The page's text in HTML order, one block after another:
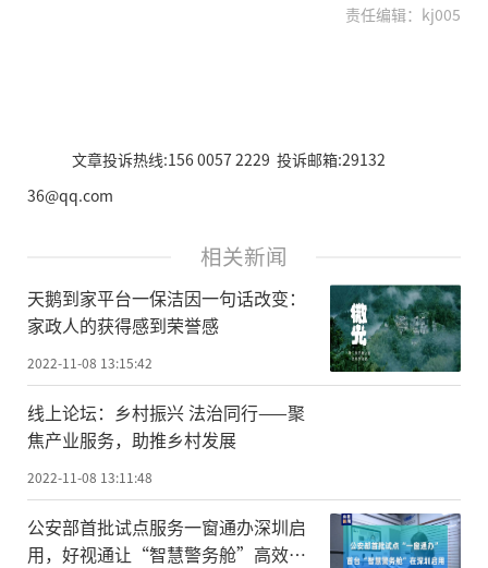
责任编辑：kj005
文章投诉热线:156 0057 2229 投诉邮箱:29132
36@qq.com
相关新闻
天鹅到家平台一保洁因一句话改变：
家政人的获得感到荣誉感
2022-11-08 13:15:42
线上论坛：乡村振兴 法治同行——聚
焦产业服务，助推乡村发展
2022-11-08 13:11:48
公安部首批试点服务一窗通办深圳启
用，好视通让“智慧警务舱”高效便